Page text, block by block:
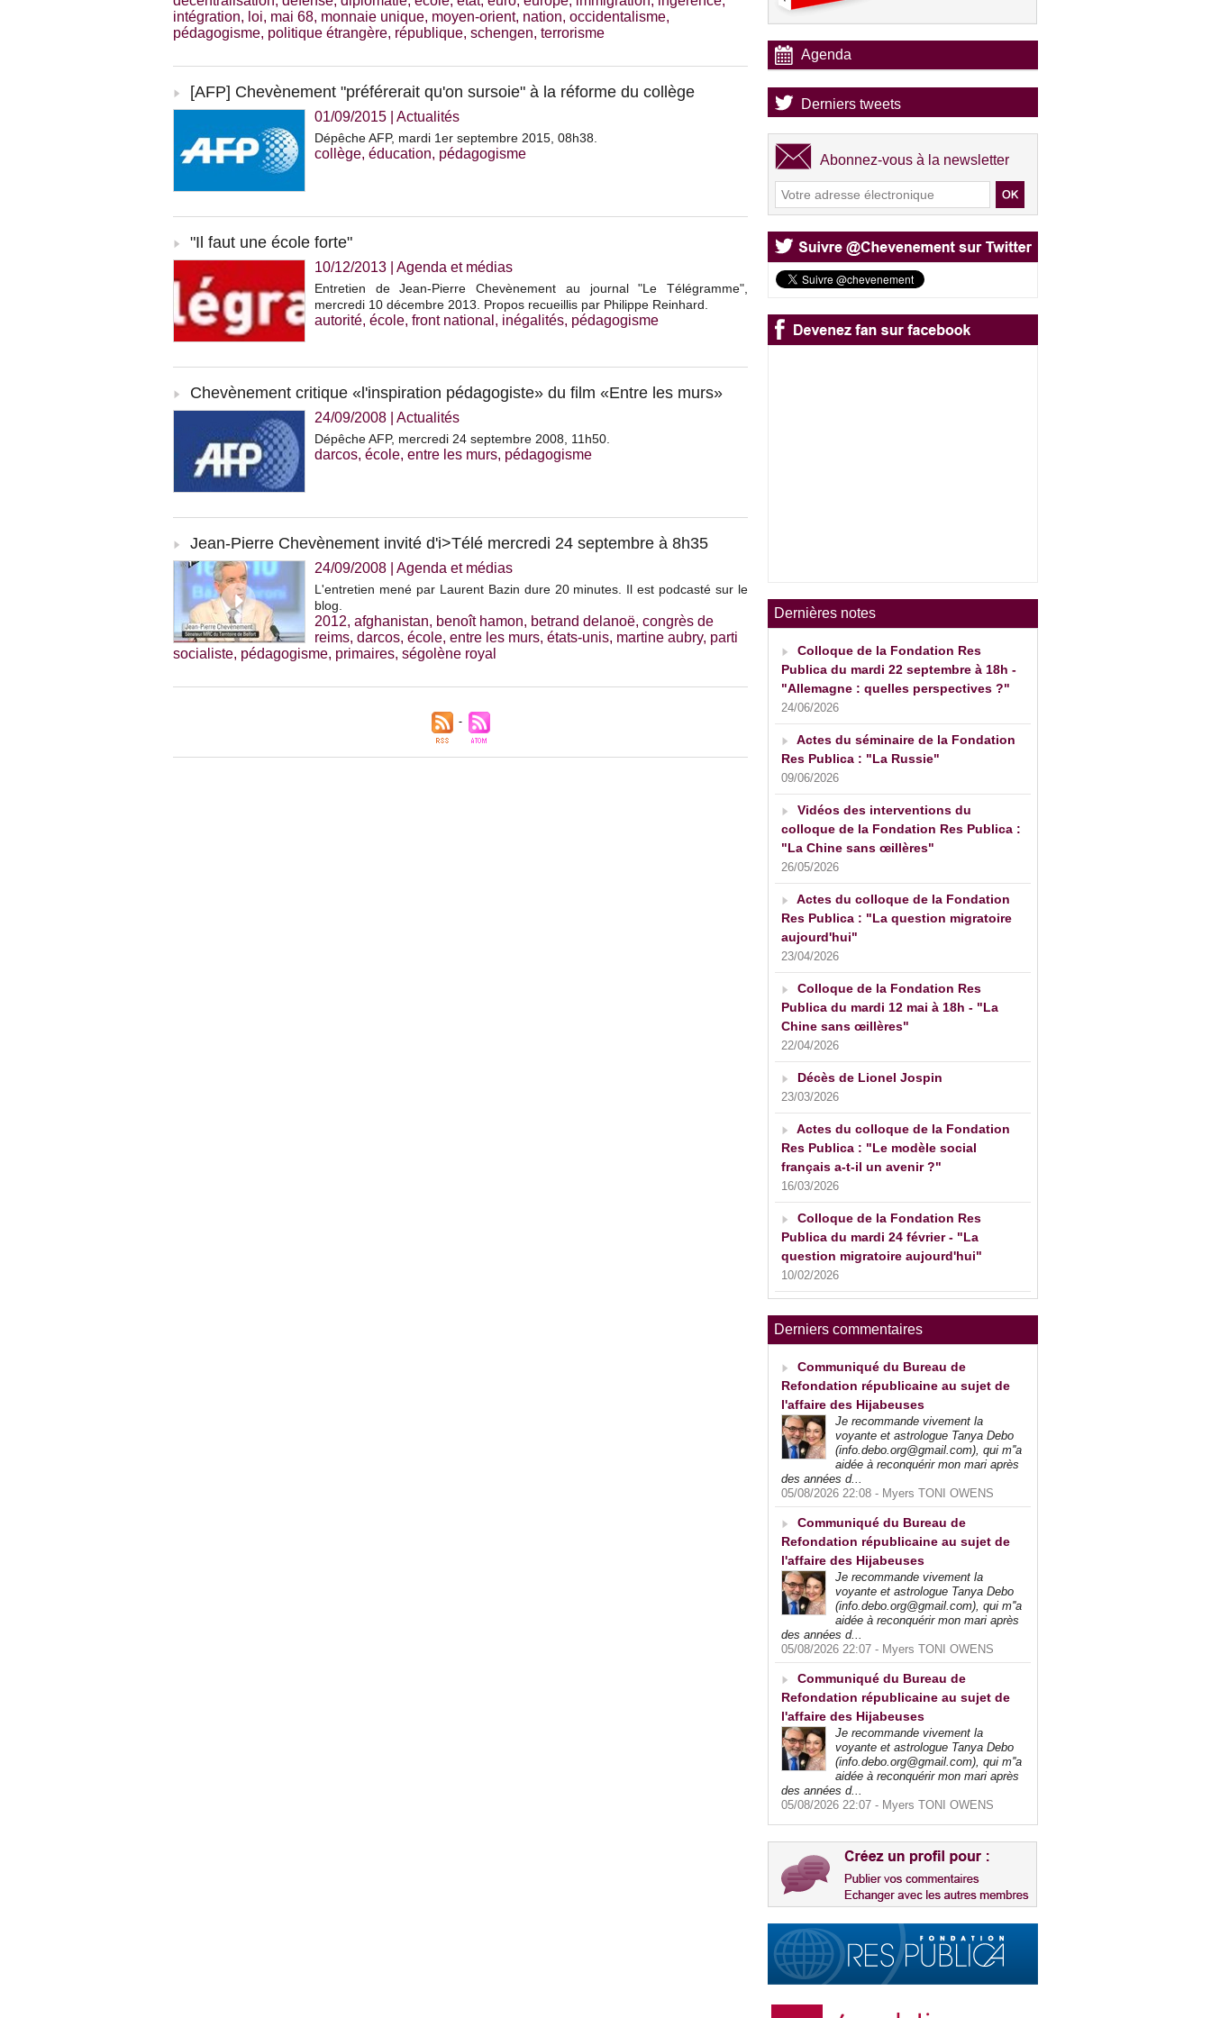
intégration, loi, mai 68, monnaie unique, moyen-orient, nation, occidentalisme,
pédagogisme, politique étrangère, république, schengen, terrorisme
[AFP] Chevènement "préférerait qu'on sursoie" à la réforme du collège
01/09/2015 Actualités
Dépêche AFP, mardi 1er septembre 2015, 08h38.
collège, éducation, pédagogisme
"Il faut une école forte"
10/12/2013 Agenda et médias
Entretien de Jean-Pierre Chevènement au journal "Le Télégramme",
mercredi 10 décembre 2013. Propos recueillis par Philippe Reinhard.
autorité, école, front national , inégalités, pédagogisme
Chevènement critique «l'inspiration pédagogiste» du film «Entre les murs»
24/09/2008 Actualités
Dépêche AFP, mercredi 24 septembre 2008, 11h50.
darcos, école, entre les murs, pédagogisme
Jean-Pierre Chevènement invité d'i>Télé mercredi 24 septembre à 8h35
24/09/2008 Agenda et médias
L'entretien mené par Laurent Bazin dure 20 minutes. Il est podcasté sur le
blog.
2012, afghanistan, benoît hamon, betrand delanoë, congrès de
reims, darcos, école, entre les murs, états-unis, martine aubry, parti
socialiste, pédagogisme, primaires, ségolène royal
Agenda
Derniers tweets
Abonnez-vous à la newsletter
Dernières notes
Colloque de la Fondation Res
Publica du mardi 22 septembre à 18h -
"Allemagne : quelles perspectives ?"
24/06/2026
Actes du séminaire de la Fondation
Res Publica : "La Russie"
09/06/2026
Vidéos des interventions du
colloque de la Fondation Res Publica :
"La Chine sans œillères"
26/05/2026
Actes du colloque de la Fondation
Res Publica : "La question migratoire
aujourd'hui"
23/04/2026
Colloque de la Fondation Res
Publica du mardi 12 mai à 18h - "La
Chine sans œillères"
22/04/2026
Décès de Lionel Jospin
23/03/2026
Actes du colloque de la Fondation
Res Publica : "Le modèle social
français a-t-il un avenir ?"
16/03/2026
Colloque de la Fondation Res
Publica du mardi 24 février - "La
question migratoire aujourd'hui"
10/02/2026
Derniers commentaires
Communiqué du Bureau de
Refondation républicaine au sujet de
l'affaire des Hijabeuses
Je recommande vivement la
voyante et astrologue Tanya Debo
(info.debo.org@gmail.com), qui m''a
aidée à reconquérir mon mari après
des années d...
05/08/2026 22:08 - Myers TONI OWENS
Communiqué du Bureau de
Refondation républicaine au sujet de
l'affaire des Hijabeuses
Je recommande vivement la
voyante et astrologue Tanya Debo
(info.debo.org@gmail.com), qui m''a
aidée à reconquérir mon mari après
des années d...
05/08/2026 22:07 - Myers TONI OWENS
Communiqué du Bureau de
Refondation républicaine au sujet de
l'affaire des Hijabeuses
Je recommande vivement la
voyante et astrologue Tanya Debo
(info.debo.org@gmail.com), qui m''a
aidée à reconquérir mon mari après
des années d...
05/08/2026 22:07 - Myers TONI OWENS